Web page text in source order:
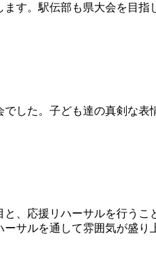
す。駅伝部も県大会を目指
した。子ども達の真剣な表
、応援リハーサルを行うこ
サルを通して雰囲気が盛り